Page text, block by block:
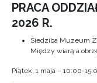
PRACA
2026 R.
Siedziba Muzeum
Między wiarą a
Piątek, 1 maja – 10:00-